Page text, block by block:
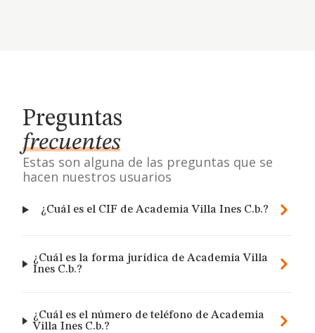
Preguntas
frecuentes
Estas son alguna de las preguntas que se
hacen nuestros usuarios
¿Cuál es el CIF de Academia Villa Ines C.b.?
¿Cuál es la forma jurídica de Academia Villa
Ines C.b.?
¿Cuál es el número de teléfono de Academia
Villa Ines C.b.?